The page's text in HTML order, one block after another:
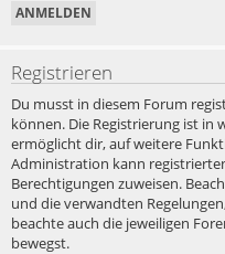
Registrieren
Du musst in diesem Forum
können. Die Registrierung ist in
ermöglicht dir, auf weitere
Administration kann
Berechtigungen zuweisen.
und die verwandten
beachte auch die jeweiligen
bewegst.